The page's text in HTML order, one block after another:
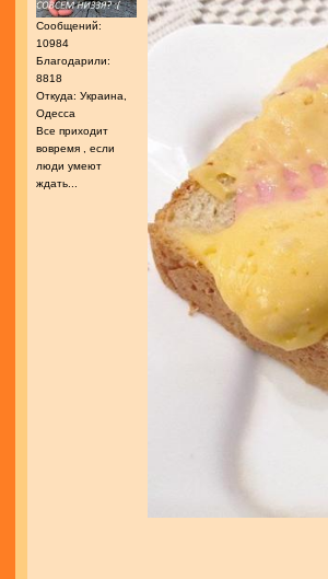
Сообщений:
10984
Благодарили:
8818
Откуда: Украина,
Одесса
Все приходит
вовремя , если
люди умеют
ждать...